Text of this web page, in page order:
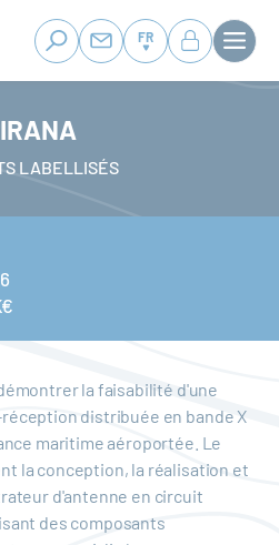
FR
LABELLISÉS
la faisabilité d'une
distribuée en bande X
maritime aéroportée. Le
la conception, la réalisation et
d'antenne en circuit
des composants